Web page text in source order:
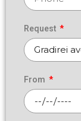
Request
From